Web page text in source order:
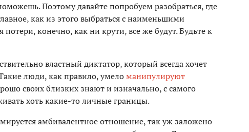
Поэтому давайте попробуем разобраться, где
как из этого выбраться с наименьшими
конечно, как ни крути, все же будут. Будьте к
властный диктатор, который всегда хочет
люди, как правило, умеломанипулируют
своих близких знают и изначально, с самого
хоть какие-то личные границы.
амбивалентное отношение, так уж заложено